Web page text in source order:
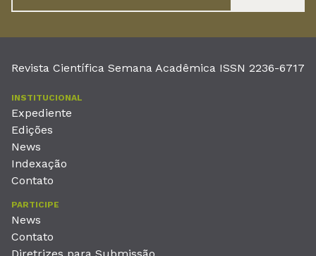
Revista Científica Semana Acadêmica ISSN 2236-6717
INSTITUCIONAL
Expediente
Edições
News
Indexação
Contato
PARTICIPE
News
Contato